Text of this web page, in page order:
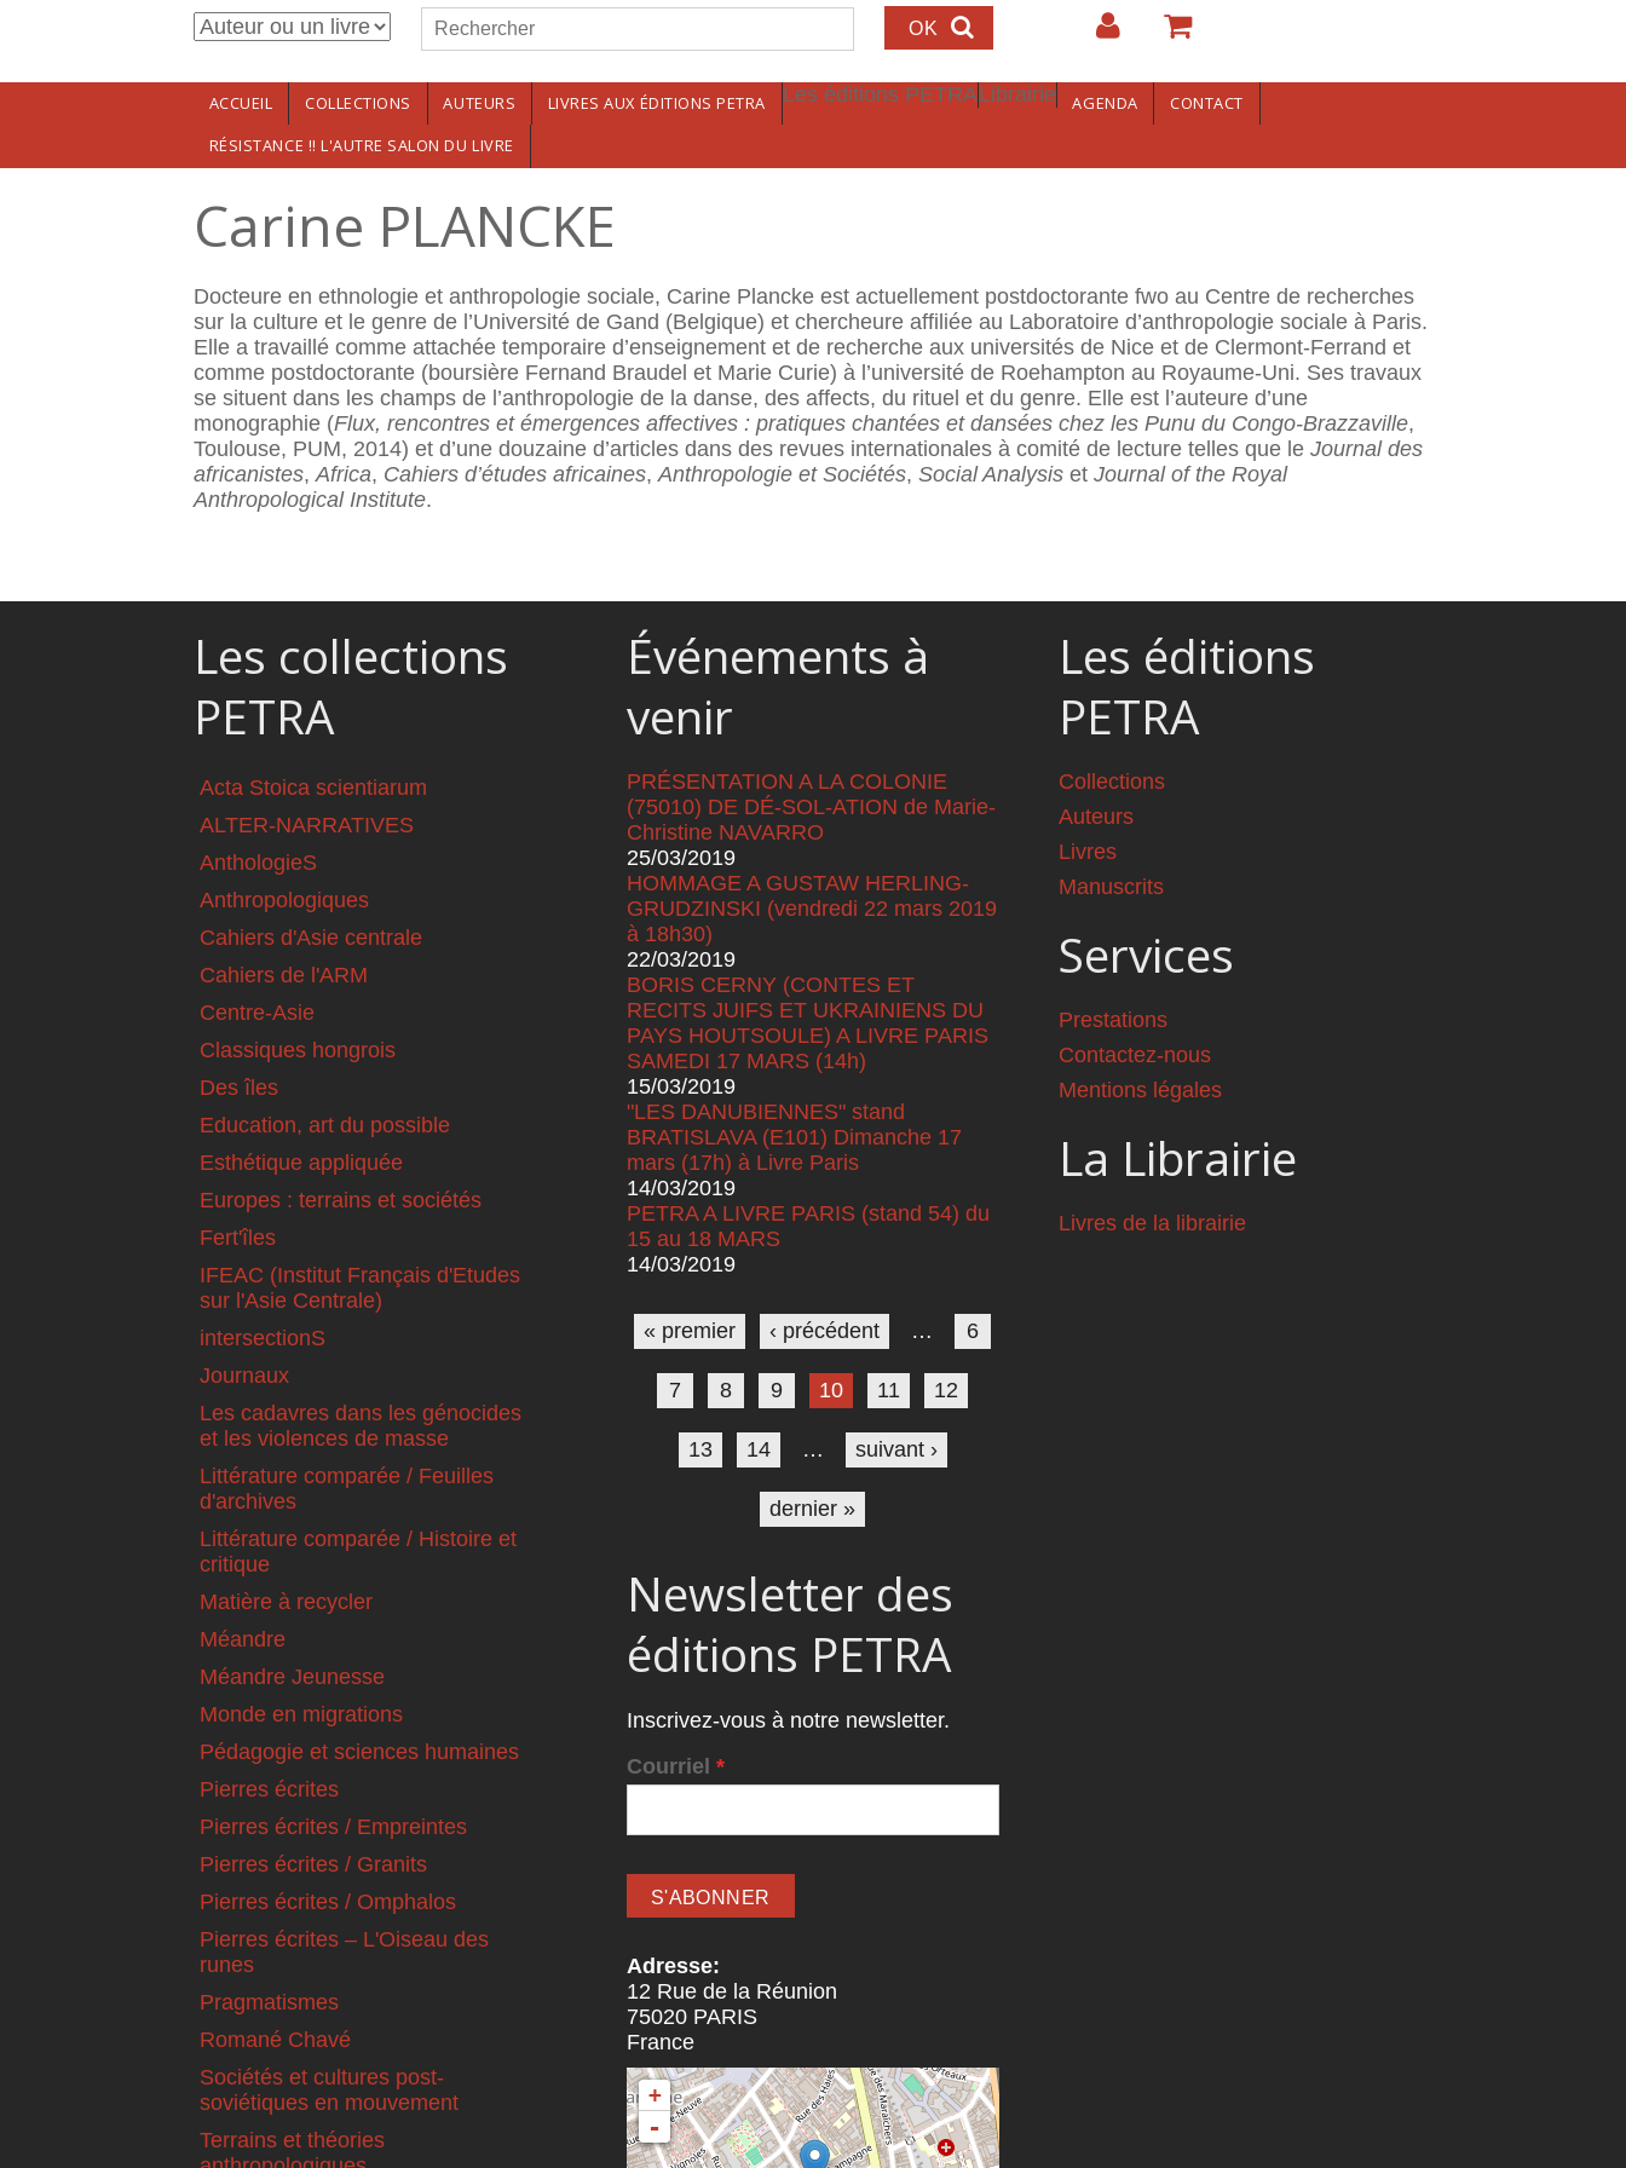
Aller au contenu principalFormulaire de recherche
Rechercher
ACCUEIL COLLECTIONS AUTEURS LIVRES AUX ÉDITIONS PETRA Les éditions PETRALibrairie AGENDA
CONTACT
RÉSISTANCE !! L'AUTRE SALON DU LIVRE
Carine PLANCKE
Docteure en ethnologie et anthropologie sociale, Carine Plancke est actuellement postdoctorante fwo au Centre de recherches
sur la culture et le genre de l’Université de Gand (Belgique) et chercheure affiliée au Laboratoire d’anthropologie sociale à Paris.
Elle a travaillé comme attachée temporaire d’enseignement et de recherche aux universités de Nice et de Clermont-Ferrand et
comme postdoctorante (boursière Fernand Braudel et Marie Curie) à l’université de Roehampton au Royaume-Uni. Ses travaux
se situent dans les champs de l’anthropologie de la danse, des affects, du rituel et du genre. Elle est l’auteure d’une
monographie (Flux, rencontres et émergences affectives : pratiques chantées et dansées chez les Punu du Congo-Brazzaville,
Toulouse, PUM, 2014) et d’une douzaine d’articles dans des revues internationales à comité de lecture telles que le Journal des
africanistes,Africa, Cahiers d’études africaines,Anthropo­logie et Sociétés, Social Analysis et Journal of the Royal
Anthropological Institute.
Les collections
PETRA
Acta Stoica scientiarum
ALTER-NARRATIVES
AnthologieS
Anthropologiques
Cahiers d'Asie centrale
Cahiers de l'ARM
Centre-Asie
Classiques hongrois
Des îles
Education, art du possible
Esthétique appliquée
Europes : terrains et sociétés
Fert'îles
IFEAC (Institut Français d'Etudes
sur l'Asie Centrale)
intersectionS
Journaux
Les cadavres dans les génocides
et les violences de masse
Littérature comparée / Feuilles
d'archives
Littérature comparée / Histoire et
critique
Matière à recycler
Méandre
Méandre Jeunesse
Monde en migrations
Pédagogie et sciences humaines
Pierres écrites
Pierres écrites / Empreintes
Pierres écrites / Granits
Pierres écrites / Omphalos
Pierres écrites – L'Oiseau des
runes
Pragmatismes
Romané Chavé
Sociétés et cultures post-
soviétiques en mouvement
Terrains et théories
Événements à
venir
PRÉSENTATION A LA COLONIE
(75010) DE DÉ-SOL-ATION de Marie-
Christine NAVARRO
25/03/2019
HOMMAGE A GUSTAW HERLING-
GRUDZINSKI (vendredi 22 mars 2019
à 18h30)
22/03/2019
BORIS CERNY (CONTES ET
RECITS JUIFS ET UKRAINIENS DU
PAYS HOUTSOULE) A LIVRE PARIS
SAMEDI 17 MARS (14h)
15/03/2019
"LES DANUBIENNES" stand
BRATISLAVA (E101) Dimanche 17
mars (17h) à Livre Paris
14/03/2019
PETRA A LIVRE PARIS (stand 54) du
15 au 18 MARS
14/03/2019
Pages
« premier ‹ précédent … 6
7 8 9 10 11 12
13 14 … suivant ›
dernier »
Newsletter des
éditions PETRA
Inscrivez-vous à notre newsletter.
Courriel *
Adresse:
12 Rue de la Réunion
75020 PARIS
France
+
-
Les éditions
PETRA
Collections
Auteurs
Livres
Manuscrits
Services
Prestations
Contactez-nous
Mentions légales
La Librairie
Livres de la librairie